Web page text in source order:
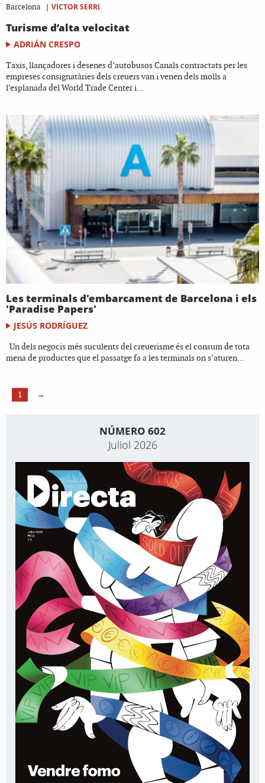
Barcelona
| VICTOR SERRI
Turisme d’alta velocitat
ADRIÁN CRESPO
Taxis, llançadores i desenes d’autobusos Canals contractats per les
empreses consignatàries dels creuers van i venen dels molls a
l’esplanada del World Trade Center i...
Les terminals d'embarcament de Barcelona i els
'Paradise Papers'
JESÚS RODRÍGUEZ
Un dels negocis més suculents del creuerisme és el consum de tota
mena de productes que el passatge fa a les terminals on s’aturen...
1 →
NÚMERO 602
Juliol 2026